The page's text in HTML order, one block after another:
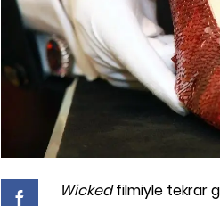
Wickedfilmiyle tekrar